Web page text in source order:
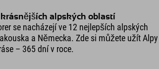
alpských oblastí
se nacházejí ve 12 nejlepších alpských
a Německa. Zde si můžete užít
– 365 dní v roce.